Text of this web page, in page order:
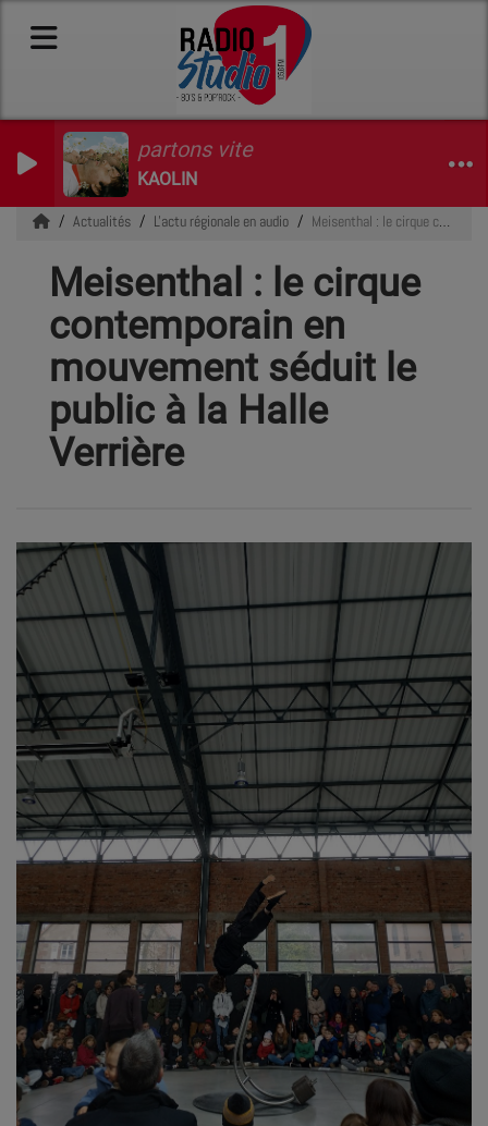
partons vite
KAOLIN
Actualités L'actu régionale en audio Meisenthal : le cirque contemporain en mouvement séduit le public à la Halle Verrière
Meisenthal : le cirque
contemporain en
mouvement séduit le
public à la Halle
Verrière